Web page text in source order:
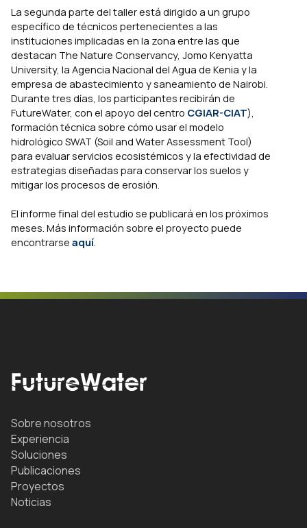
La segunda parte del taller está dirigido a un grupo
específico de técnicos pertenecientes a las
instituciones implicadas en la zona entre las que
destacan The Nature Conservancy, Jomo Kenyatta
University, la Agencia Nacional del Agua de Kenia y la
empresa de abastecimiento y saneamiento de Nairobi.
Durante tres días, los participantes recibirán de
FutureWater, con el apoyo del centro CGIAR-CIAT),
formación técnica sobre cómo usar el modelo
hidrológico SWAT (Soil and Water Assessment Tool)
para evaluar servicios ecosistémicos y la efectividad de
estrategias diseñadas para conservar los suelos y
mitigar los procesos de erosión.
El informe final del estudio se publicará en los próximos
meses. Más información sobre el proyecto puede
encontrarse aquí.
Sobre nosotros
Experiencia
Soluciones
Publicaciones
Proyectos
Noticias